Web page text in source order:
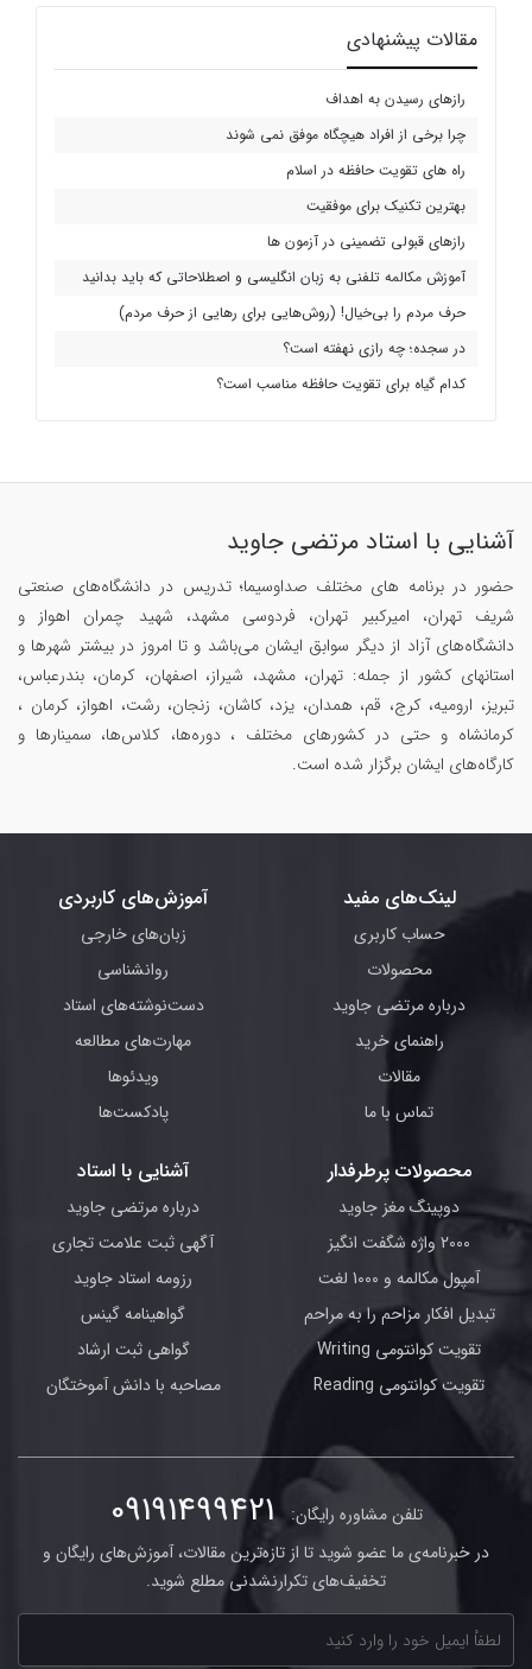
مقالات پیشنهادی
رازهای رسیدن به اهداف
چرا برخی از افراد هیچگاه موفق نمی شوند
راه های تقویت حافظه در اسلام
بهترین تکنیک برای موفقیت
رازهای قبولی تضمینی در آزمون ها
آموزش مکالمه تلفنی به زبان انگلیسی و اصطلاحاتی که باید بدانید
حرف مردم را بی‌خیال! (روش‌هایی برای رهایی از حرف مردم)
در سجده؛ چه رازی نهفته است؟
کدام گیاه برای تقویت حافظه مناسب است؟
آشنایی با استاد مرتضی جاوید
حضور در برنامه های مختلف صداوسیما؛ تدریس در دانشگاه‌های صنعتی
شریف تهران، امیرکبیر تهران، فردوسی مشهد، شهید چمران اهواز و
دانشگاه‌های آزاد از دیگر سوابق ایشان می‌باشد و تا امروز در بیشتر شهرها و
استانهای کشور از جمله: تهران، مشهد، شیراز، اصفهان، کرمان، بندرعباس،
تبریز، ارومیه، کرج، قم، همدان، یزد، کاشان، زنجان، رشت، اهواز، کرمان ،
کرمانشاه و حتی در کشورهای مختلف ، دوره‌ها، کلاس‌ها، سمینار‌ها و
کارگاه‌های ایشان برگزار شده است.
لینک‌های مفید
حساب کاربری
محصولات
درباره مرتضی جاوید
راهنمای خرید
مقالات
تماس با ما
آموزش‌های کاربردی
زبان‌های خارجی
روانشناسی
دست‌نوشته‌های استاد
مهارت‌های مطالعه
ویدئوها
پادکست‌ها
محصولات پرطرفدار
دوپینگ مغز جاوید
2000 واژه شگفت انگیز
آمپول مکالمه و 1000 لغت
تبدیل افکار مزاحم را به مراحم
تقویت کوانتومی Writing
تقویت کوانتومی Reading
آشنایی با استاد
درباره مرتضی جاوید
آگهی ثبت علامت تجاری
رزومه استاد جاوید
گواهینامه گینس
گواهی ثبت ارشاد
مصاحبه با دانش آموختگان
تلفن مشاوره رایگان: 09191499421
در خبرنامه‌ی ما عضو شوید تا از تازه‌ترین مقالات، آموزش‌های رایگان و
تخفیف‌های تکرارنشدنی مطلع شوید.